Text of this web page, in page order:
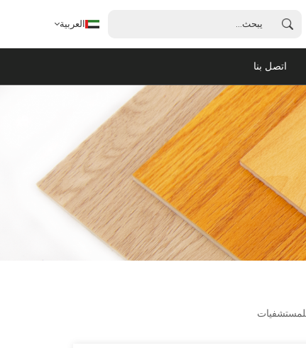
العربية
العربية
français
español
português
اتصل بنا